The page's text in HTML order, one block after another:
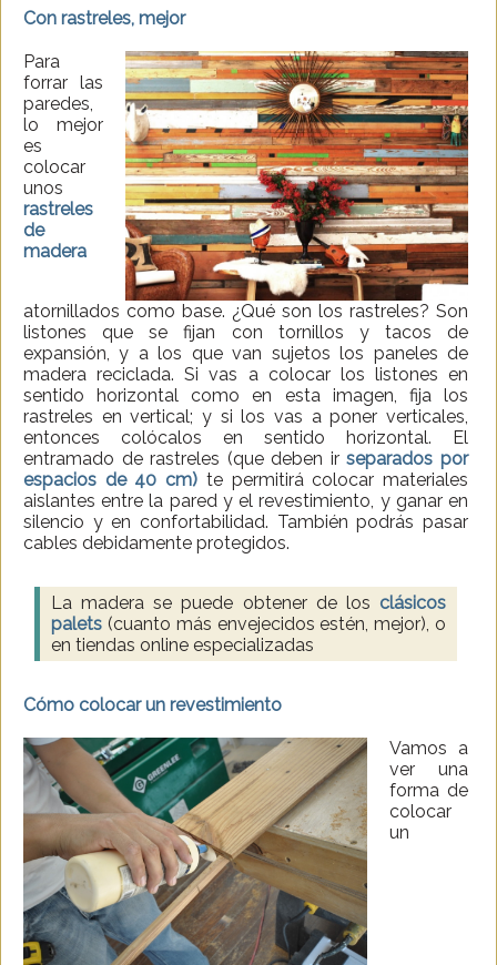
Con rastreles, mejor
Para
forrar las
paredes,
lo mejor
es
colocar
unos
rastreles
de
madera
atornillados como base. ¿Qué son los rastreles? Son
listones que se fijan con tornillos y tacos de
expansión, y a los que van sujetos los paneles de
madera reciclada. Si vas a colocar los listones en
sentido horizontal como en esta imagen, fija los
rastreles en vertical; y si los vas a poner verticales,
entonces colócalos en sentido horizontal. El
entramado de rastreles (que deben irseparados por
espacios de 40 cm) te permitirá colocar materiales
aislantes entre la pared y el revestimiento, y ganar en
silencio y en confortabilidad. También podrás pasar
cables debidamente protegidos.
La madera se puede obtener de los clásicos
palets (cuanto más envejecidos estén, mejor), o
en tiendas online especializadas
Cómo colocar un revestimiento
Vamos a
ver una
forma de
colocar
un